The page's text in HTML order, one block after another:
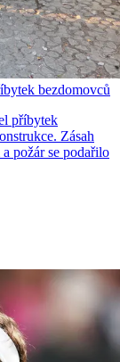
bezdomovců
příbytek
Zásah
požár se podařilo